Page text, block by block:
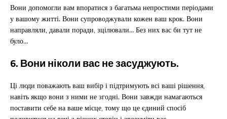
Вони допомогли вам впоратися з багатьма непростими періодами
у вашому житті. Вони супроводжували кожен ваш крок. Вони
направляли, давали поради, зцілювали… Без них вас би тут не
було…
6. Вони ніколи вас не засуджують.
Ці люди поважають ваш вибір і підтримують всі ваші рішення,
навіть якщо вони з ними не згодні. Вони завжди намагаються
поставити себе на ваше місце, тому що це єдиний спосіб